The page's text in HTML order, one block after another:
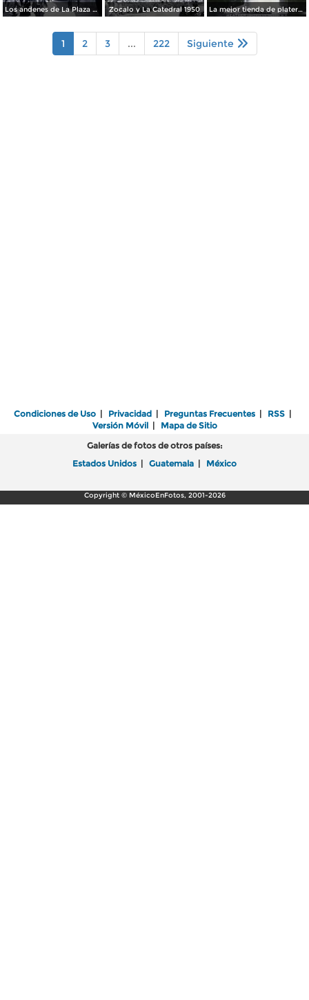
Los andenes de La Plaza de toros Ciudad de México 1950 Zocalo y La Catedral 1950 La mejor tienda de plateria.
1 2 3 ... 222 Siguiente
Condiciones de Uso | Privacidad | Preguntas Frecuentes | RSS |
Versión Móvil| Mapa de Sitio
Galerías de fotos de otros países:
Estados Unidos | Guatemala | México
Copyright © MéxicoEnFotos, 2001-2026